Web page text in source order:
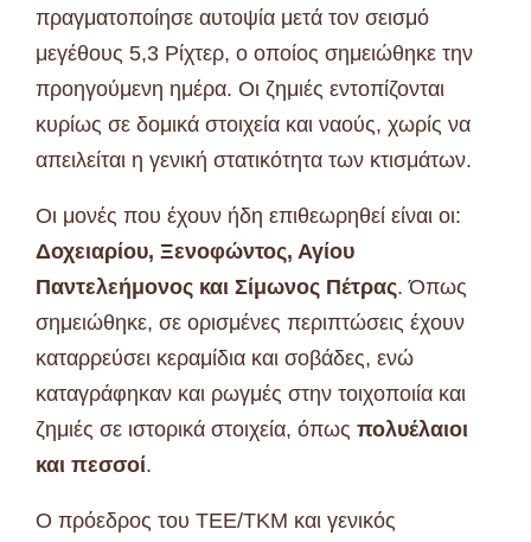
πραγματοποίησε αυτοψία μετά τον σεισμό
μεγέθους 5,3 Ρίχτερ, ο οποίος σημειώθηκε την
προηγούμενη ημέρα. Οι ζημιές εντοπίζονται
κυρίως σε δομικά στοιχεία και ναούς, χωρίς να
απειλείται η γενική στατικότητα των κτισμάτων.
Οι μονές που έχουν ήδη επιθεωρηθεί είναι οι:
Δοχειαρίου, Ξενοφώντος, Αγίου
Παντελεήμονος και Σίμωνος Πέτρας. Όπως
σημειώθηκε, σε ορισμένες περιπτώσεις έχουν
καταρρεύσει κεραμίδια και σοβάδες, ενώ
καταγράφηκαν και ρωγμές στην τοιχοποιία και
ζημιές σε ιστορικά στοιχεία, όπως πολυέλαιοι
και πεσσοί.
Ο πρόεδρος του ΤΕΕ/ΤΚΜ και γενικός